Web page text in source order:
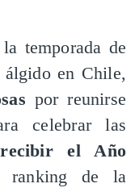
temporada de
álgido en Chile,
por reunirse
celebrar las
recibir el Año
ranking de la